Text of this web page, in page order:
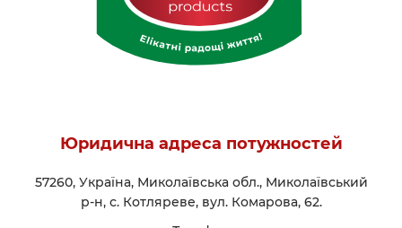
Юридична адреса потужностей
57260, Україна, Миколаївська обл., Миколаївський
р-н, с. Котляреве, вул. Комарова, 62.